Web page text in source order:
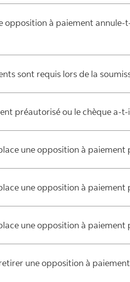
opposition à paiement
sont requis lors de la
préautorisé ou le chèque a-
une opposition à paiement
une opposition à paiement
une opposition à
une opposition à